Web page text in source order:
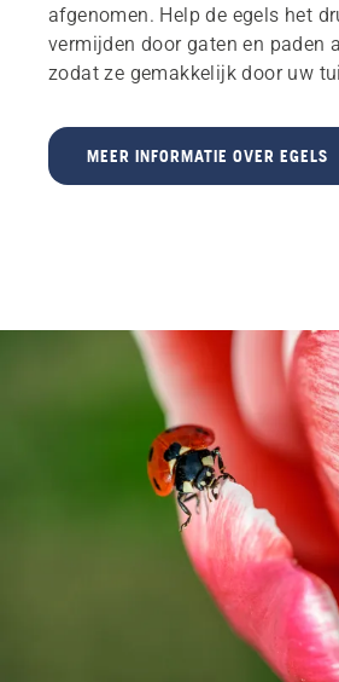
afgenomen. Help de egels het
vermijden door gaten en paden
zodat ze gemakkelijk door uw
MEER INFORMATIE OVER EGELS